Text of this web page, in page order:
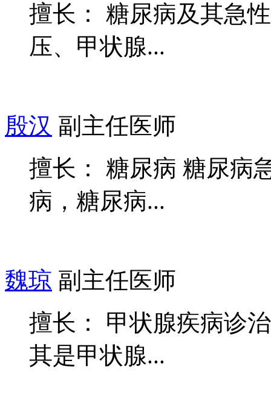
擅长： 糖尿病及其急
压、甲状腺...
殷汉 副主任医师
擅长： 糖尿病 糖尿病
病，糖尿病...
魏琼 副主任医师
擅长： 甲状腺疾病诊
其是甲状腺...